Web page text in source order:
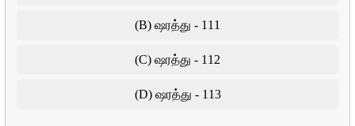
(B) ஷரத்து - 111
(C) ஷரத்து - 112
(D) ஷரத்து - 113